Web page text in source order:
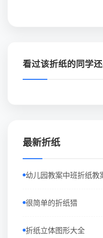
看过该折纸的同学还
最新折纸
幼儿园教案中班折纸教
很简单的折纸猎
折纸立体图形大全